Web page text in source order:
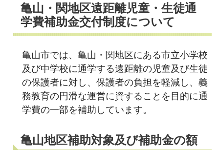
亀山・関地区遠距離児童・生徒通
学費補助金交付制度について
亀山市では、亀山・関地区にある市立小学校
及び中学校に通学する遠距離の児童及び生徒
の保護者に対し、保護者の負担を軽減し、義
務教育の円滑な運営に資することを目的に通
学費の一部を補助しています。
亀山地区補助対象及び補助金の額